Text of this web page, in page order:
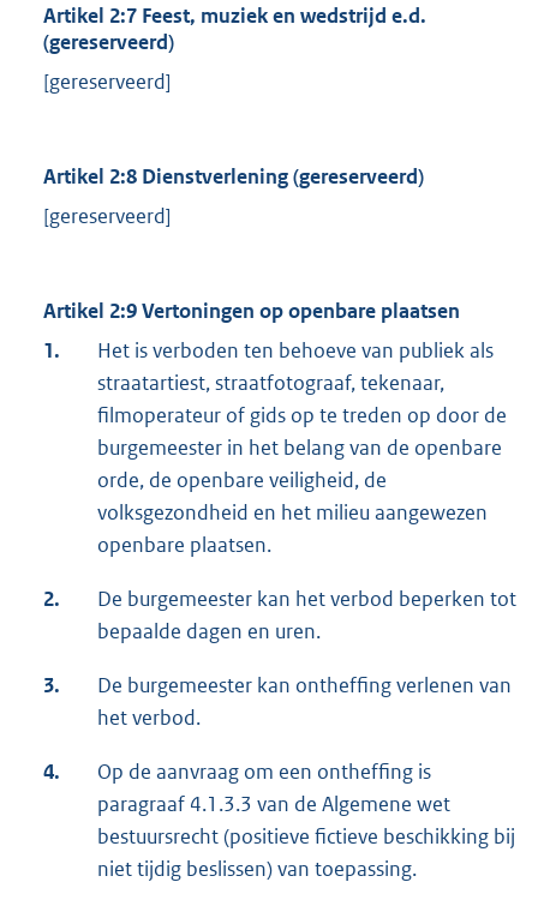
Artikel 2:7 Feest, muziek en wedstrijd e.d.
(gereserveerd)
[gereserveerd]
Artikel 2:8 Dienstverlening (gereserveerd)
[gereserveerd]
Artikel 2:9 Vertoningen op openbare plaatsen
1.
Het is verboden ten behoeve van publiek als
straatartiest, straatfotograaf, tekenaar,
filmoperateur of gids op te treden op door de
burgemeester in het belang van de openbare
orde, de openbare veiligheid, de
volksgezondheid en het milieu aangewezen
openbare plaatsen.
2.
De burgemeester kan het verbod beperken tot
bepaalde dagen en uren.
3.
De burgemeester kan ontheffing verlenen van
het verbod.
4.
Op de aanvraag om een ontheffing is
paragraaf 4.1.3.3 van de Algemene wet
bestuursrecht (positieve fictieve beschikking bij
niet tijdig beslissen) van toepassing.